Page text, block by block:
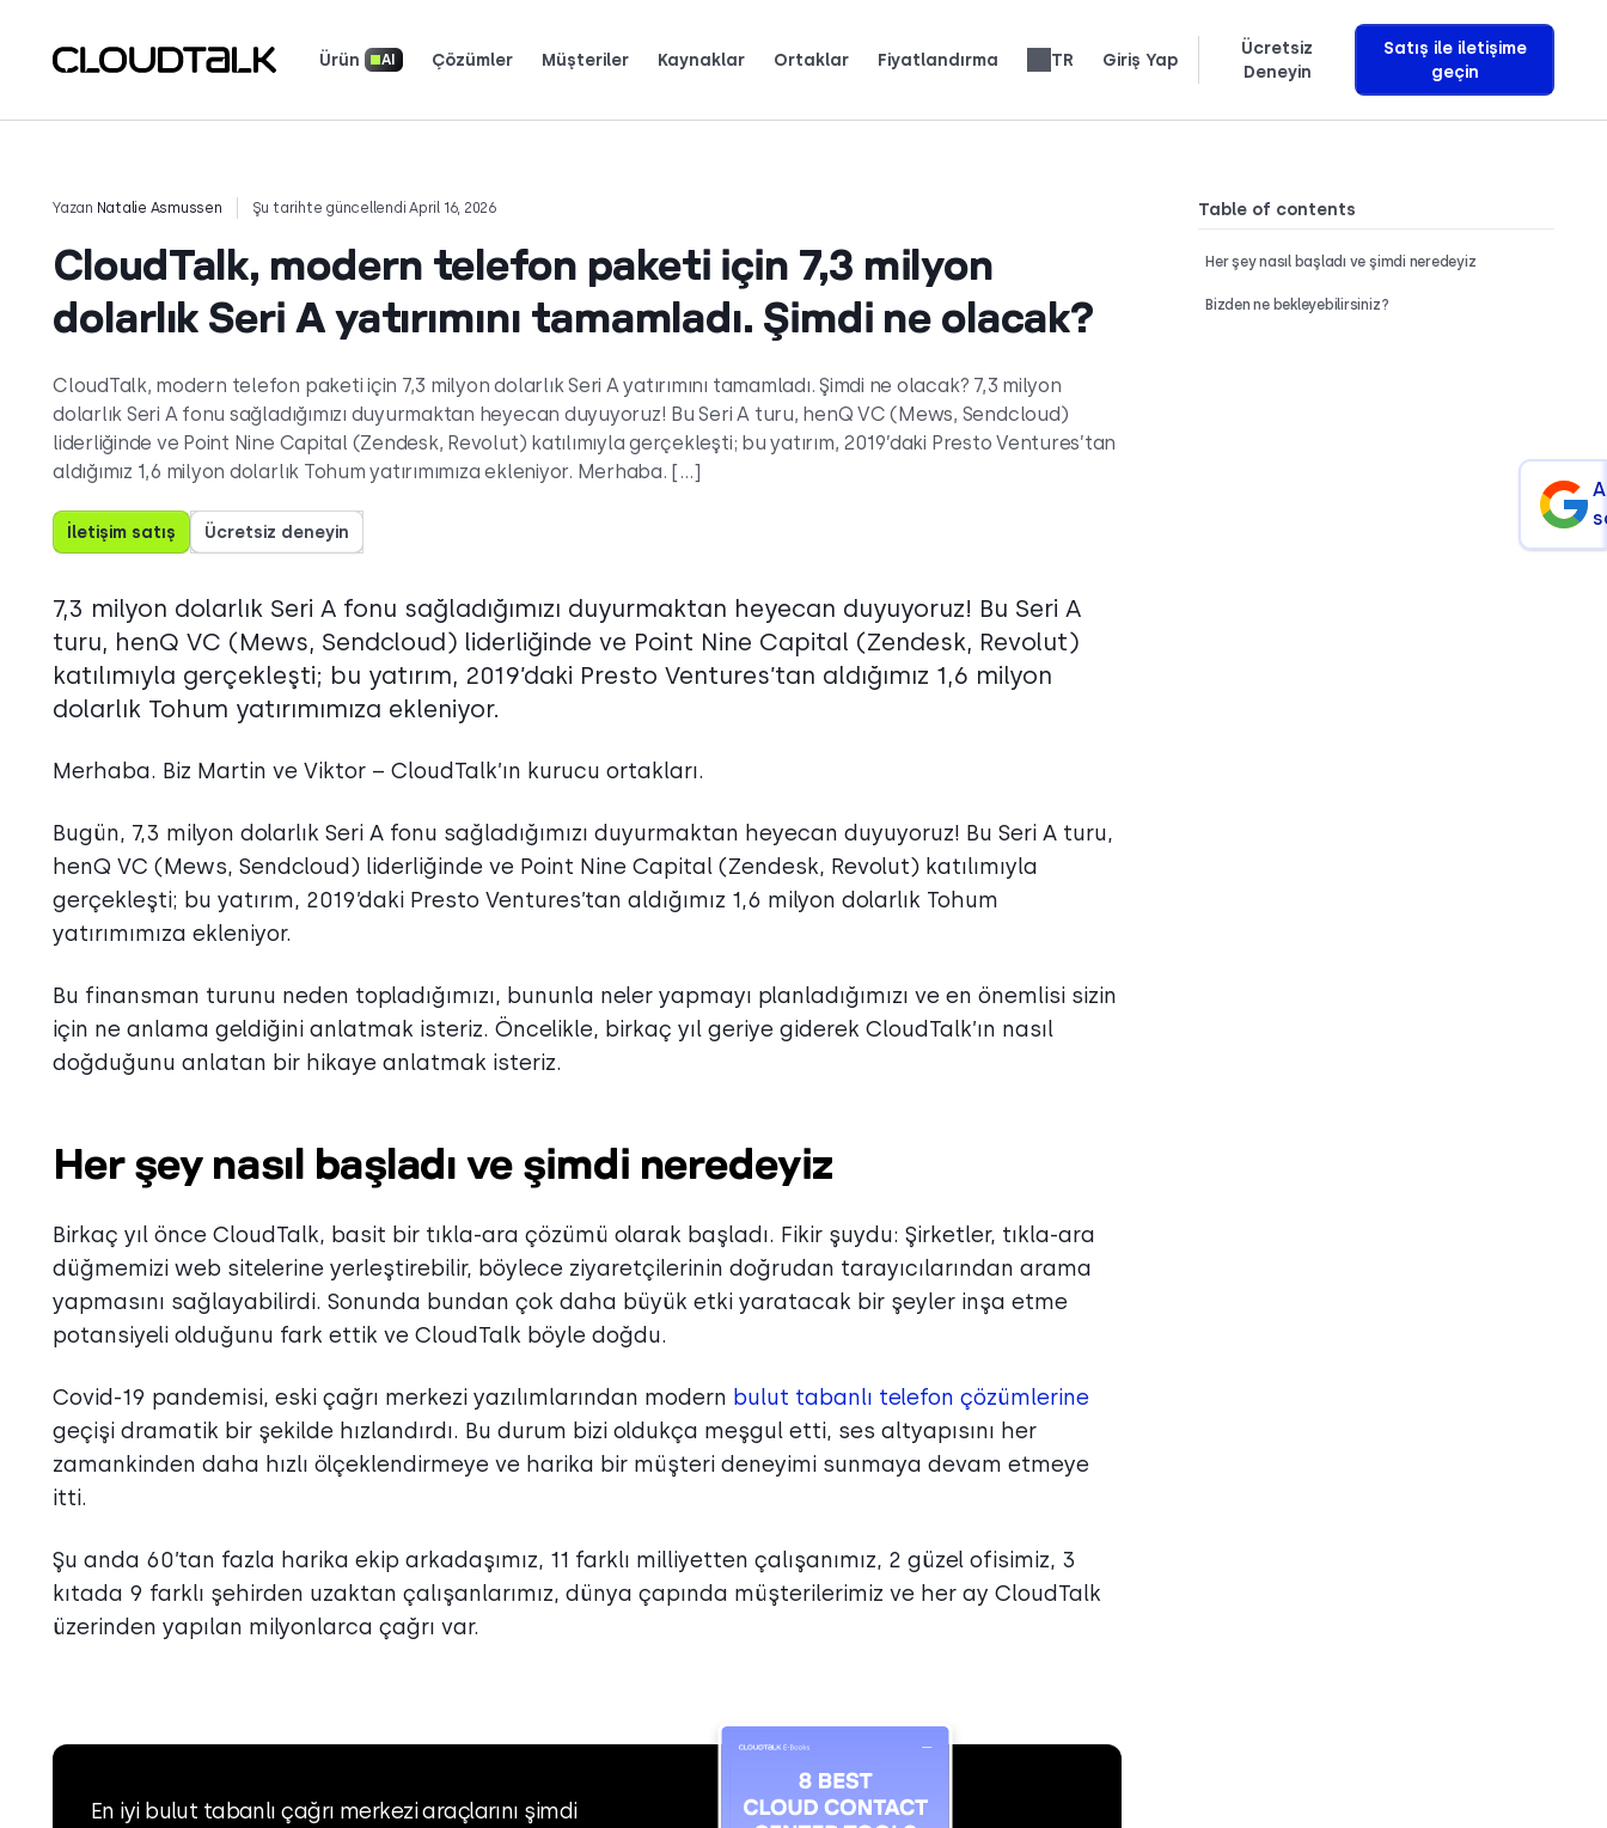
Ürün AI Çözümler Müşteriler Kaynaklar Ortaklar Fiyatlandırma TR Giriş Yap
Ücretsiz
Deneyin
Satış ile iletişime
geçin
Table of contents
Her şey nasıl başladı ve şimdi neredeyiz
Bizden ne bekleyebilirsiniz?
Yazan Natalie Asmussen Şu tarihte güncellendi April 16, 2026
CloudTalk, modern telefon paketi için 7,3 milyon
dolarlık Seri A yatırımını tamamladı. Şimdi ne olacak?
CloudTalk, modern telefon paketi için 7,3 milyon dolarlık Seri A yatırımını tamamladı. Şimdi ne olacak? 7,3 milyon
dolarlık Seri A fonu sağladığımızı duyurmaktan heyecan duyuyoruz! Bu Seri A turu, henQ VC (Mews, Sendcloud)
liderliğinde ve Point Nine Capital (Zendesk, Revolut) katılımıyla gerçekleşti; bu yatırım, 2019’daki Presto Ventures’tan
aldığımız 1,6 milyon dolarlık Tohum yatırımımıza ekleniyor. Merhaba. […]
İletişim satış Ücretsiz deneyin
7,3 milyon dolarlık Seri A fonu sağladığımızı duyurmaktan heyecan duyuyoruz! Bu Seri A
turu, henQ VC (Mews, Sendcloud) liderliğinde ve Point Nine Capital (Zendesk, Revolut)
katılımıyla gerçekleşti; bu yatırım, 2019’daki Presto Ventures’tan aldığımız 1,6 milyon
dolarlık Tohum yatırımımıza ekleniyor.
Merhaba. Biz Martin ve Viktor – CloudTalk’ın kurucu ortakları.
Bugün, 7,3 milyon dolarlık Seri A fonu sağladığımızı duyurmaktan heyecan duyuyoruz! Bu Seri A turu,
henQ VC (Mews, Sendcloud) liderliğinde ve Point Nine Capital (Zendesk, Revolut) katılımıyla
gerçekleşti; bu yatırım, 2019’daki Presto Ventures’tan aldığımız 1,6 milyon dolarlık Tohum
yatırımımıza ekleniyor.
Bu finansman turunu neden topladığımızı, bununla neler yapmayı planladığımızı ve en önemlisi sizin
için ne anlama geldiğini anlatmak isteriz. Öncelikle, birkaç yıl geriye giderek CloudTalk’ın nasıl
doğduğunu anlatan bir hikaye anlatmak isteriz.
Her şey nasıl başladı ve şimdi neredeyiz
Birkaç yıl önce CloudTalk, basit bir tıkla-ara çözümü olarak başladı. Fikir şuydu: Şirketler, tıkla-ara
düğmemizi web sitelerine yerleştirebilir, böylece ziyaretçilerinin doğrudan tarayıcılarından arama
yapmasını sağlayabilirdi. Sonunda bundan çok daha büyük etki yaratacak bir şeyler inşa etme
potansiyeli olduğunu fark ettik ve CloudTalk böyle doğdu.
Covid-19 pandemisi, eski çağrı merkezi yazılımlarından modern bulut tabanlı telefon çözümlerine
geçişi dramatik bir şekilde hızlandırdı. Bu durum bizi oldukça meşgul etti, ses altyapısını her
zamankinden daha hızlı ölçeklendirmeye ve harika bir müşteri deneyimi sunmaya devam etmeye
itti.
Şu anda 60’tan fazla harika ekip arkadaşımız, 11 farklı milliyetten çalışanımız, 2 güzel ofisimiz, 3
kıtada 9 farklı şehirden uzaktan çalışanlarımız, dünya çapında müşterilerimiz ve her ay CloudTalk
üzerinden yapılan milyonlarca çağrı var.
En iyi bulut tabanlı çağrı merkezi araçlarını şimdi